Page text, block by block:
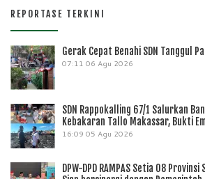
REPORTASE TERKINI
Gerak Cepat Benahi SDN Tanggul
07:11 06 Agu 2026
SDN Rappokalling 67/1 Salurkan
Kebakaran Tallo Makassar, Bukti
16:09 05 Agu 2026
DPW-DPD RAMPAS Setia 08